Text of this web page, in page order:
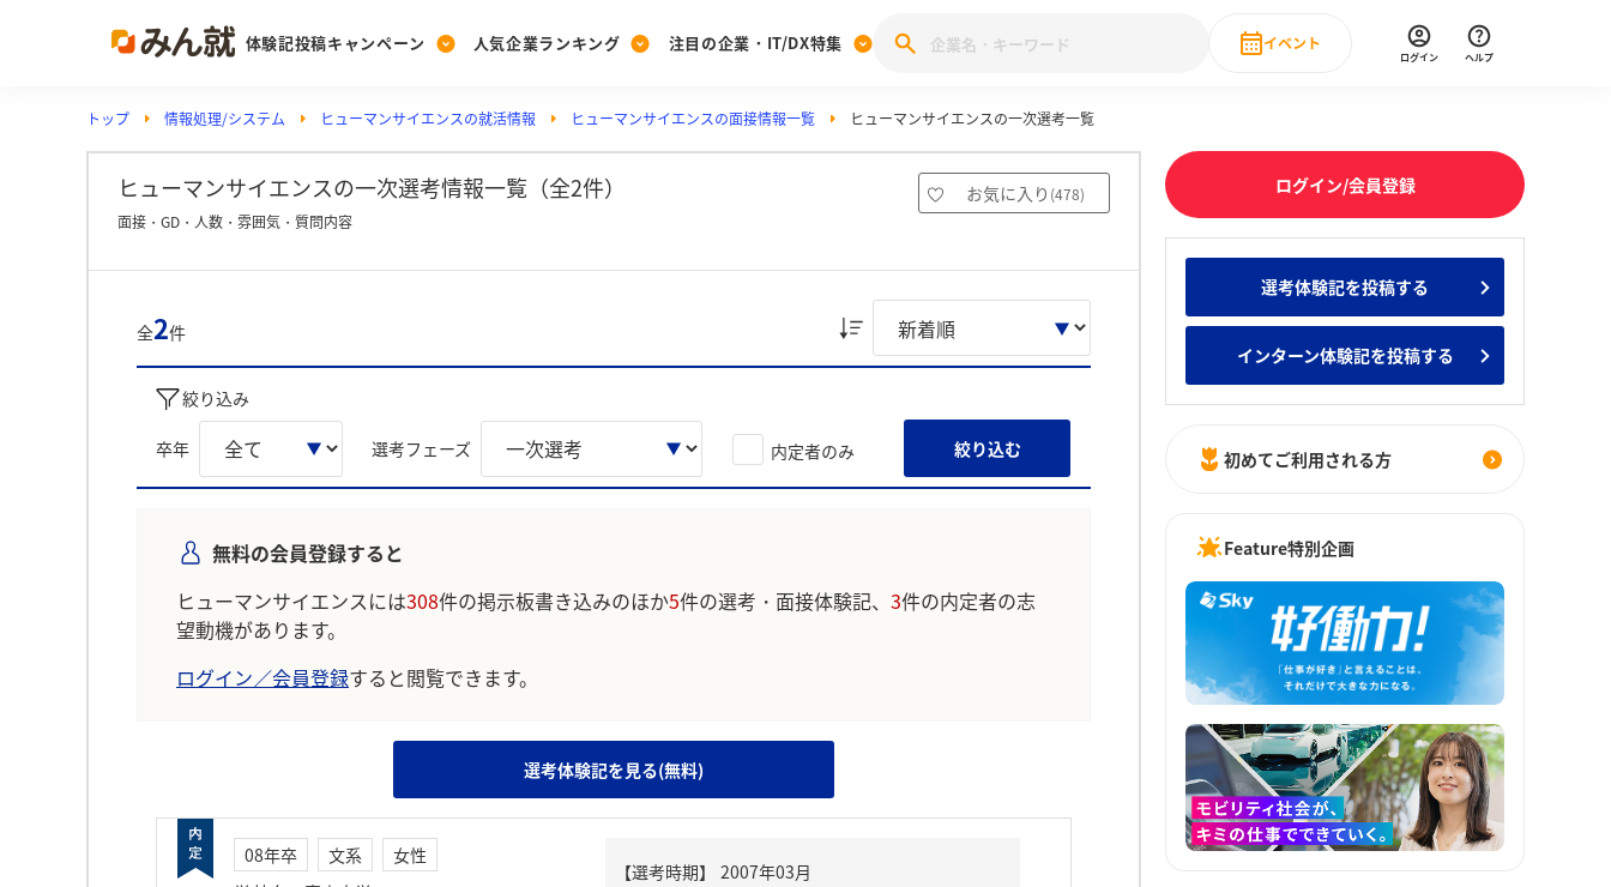
体験記投稿キャンペーン
Post
投稿する
[27卒] 本選考体験記投稿キャンペーン
人気企業ランキング
Ranking
ランキングを見る
Vote みんなの新卒就職人気企業ランキング みんなのインターン人気企業ランキ
注目の企業・IT/DX特集
PickUp
注目の企業特集
28卒 IT・DX現場社員インタビュー
イベント
直近のイベント一覧
ログイン ヘルプ
トップ 情報処理/システム ヒューマンサイエンスの就活情報 ヒューマンサイエンスの面接情報一覧 ヒューマンサイエンスの一次選考一覧
ヒューマンサイエンスの一次選考情報一覧（全2件） お気に入り (478)
面接・GD・人数・雰囲気・質問内容
全2件
絞り込み
卒年 選考フェーズ 内定者のみ 絞り込む
無料の会員登録すると
ヒューマンサイエンスには308件の掲示板書き込みのほか5件の選考・面接体験記、 3件の内定者の志
望動機があります。
ログイン／会員登録すると閲覧できます。
選考体験記を見る(無料)
08年卒 文系
女性
ログイン/会員登録
選考体験記を投稿する
インターン体験記を投稿する
初めてご利用される方
Feature特別企画